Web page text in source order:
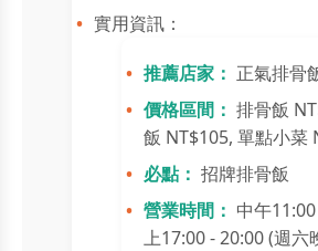
實用資訊：
推薦店家： 正氣排骨
價格區間： 排骨飯
飯 NT$105, 單點小菜
必點： 招牌排骨飯
營業時間： 中午
上17:00 - 20:00 (週六